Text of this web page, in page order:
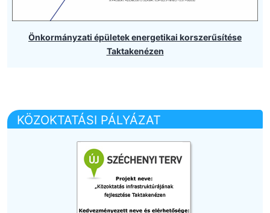
Önkormányzati épületek energetikai korszerűsítése
Taktakenézen
KÖZOKTATÁSI PÁLYÁZAT